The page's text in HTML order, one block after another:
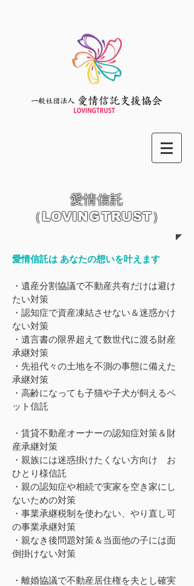
愛情信託
（LOVINGTRUST）
愛情信託は あなたの想いを叶えます
・遺産分割協議で不動産共有だけは避け
たい対策
・認知症で資産凍結させない＆迷惑かけ
ない対策
・遺言書の限界超えて数世代に渡る財産
承継対策
・先祖代々の土地を不測の事態に備えた
承継対策
・高齢になっても子猫や子犬が飼えるペ
ット信託
・賃貸不動産オーナーの認知症対策＆財
産承継対策
・親族には迷惑掛けたくない方向け お
ひとり様信託
・親の認知症や相続で実家を空き家にし
ないための対策
・事業承継税制を使わない、やり直し可
の事業承継対策
・親なき後問題対策＆当面他の子には面
倒掛けない対策
・離婚協議で不動産居住権を夫とし確実